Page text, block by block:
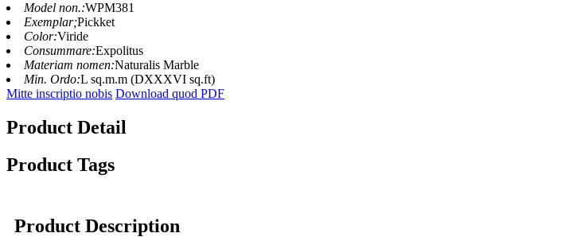
Model non.:WPM381
Exemplar;Pickket
Color:Viride
Consummare:Expolitus
Materiam nomen:Naturalis Marble
Min. Ordo:L sq.m.m (DXXXVI sq.ft)
Mitte inscriptio nobis Download quod PDF
Product Detail
Product Tags
Product Description